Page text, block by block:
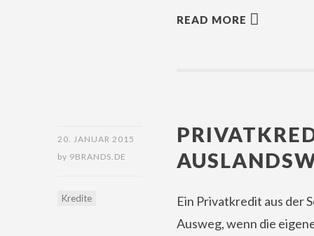
READ MORE
20. JANUAR 2015
by 9BRANDS.DE
Kredite
Ein Privatkredit aus der
Ausweg, wenn die